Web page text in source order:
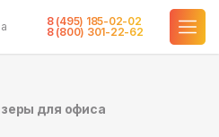
8 (495) 185-02-02
8 (800) 301-22-62
для офиса